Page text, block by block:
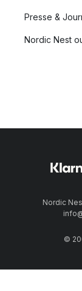
Presse &
Nordic Nest
Nordic
©